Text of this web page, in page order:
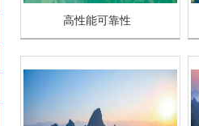
高性能可靠性